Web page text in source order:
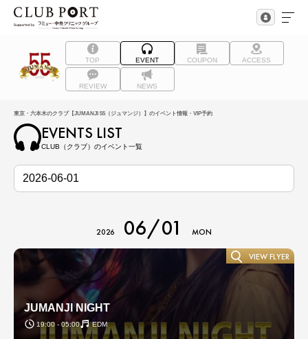
TOP EVENT COUPON ACCESS
REVIEW NEWS
東京・六本木のクラブ【JUMANJI 55（ジュマンジ）】のイベント情報・VIP予約
EVENTS LIST
CLUB（クラブ）のイベント一覧
2026 06/01 MON
JUMANJI NIGHT
19:00 - 05:00 EDM
VIEW FLYER